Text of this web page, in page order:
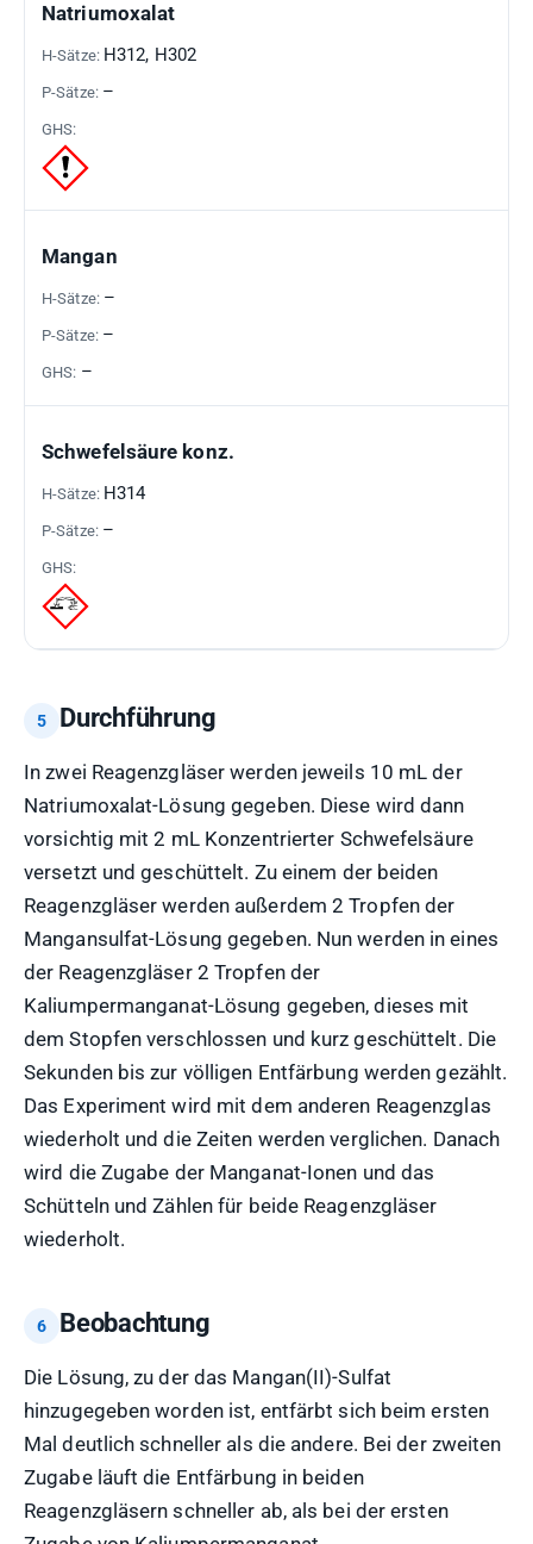
Natriumoxalat
H312, H302
–
Mangan
–
–
–
Schwefelsäure konz.
H314
–
Durchführung
In zwei Reagenzgläser werden jeweils 10 mL der
Natriumoxalat-Lösung gegeben. Diese wird dann
vorsichtig mit 2 mL Konzentrierter Schwefelsäure
versetzt und geschüttelt. Zu einem der beiden
Reagenzgläser werden außerdem 2 Tropfen der
Mangansulfat-Lösung gegeben. Nun werden in eines
der Reagenzgläser 2 Tropfen der
Kaliumpermanganat-Lösung gegeben, dieses mit
dem Stopfen verschlossen und kurz geschüttelt. Die
Sekunden bis zur völligen Entfärbung werden gezählt.
Das Experiment wird mit dem anderen Reagenzglas
wiederholt und die Zeiten werden verglichen. Danach
wird die Zugabe der Manganat-Ionen und das
Schütteln und Zählen für beide Reagenzgläser
wiederholt.
Beobachtung
Die Lösung, zu der das Mangan(II)-Sulfat
hinzugegeben worden ist, entfärbt sich beim ersten
Mal deutlich schneller als die andere. Bei der zweiten
Zugabe läuft die Entfärbung in beiden
Reagenzgläsern schneller ab, als bei der ersten